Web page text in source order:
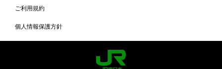
ご利用規約
個人情報保護方針